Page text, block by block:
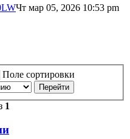
Чт мар 05, 2026 10:53 pm
Поле сортировки
1